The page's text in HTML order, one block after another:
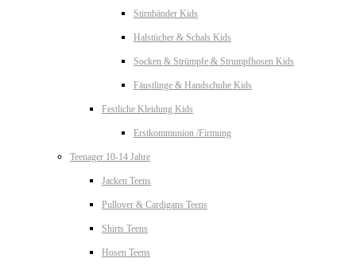
Stirnbänder Kids
Halstücher & Schals Kids
Socken & Strümpfe & Strumpfhosen Kids
Fäustlinge & Handschuhe Kids
Festliche Kleidung Kids
Erstkommunion /Firmung
Teenager 10-14 Jahre
Jacken Teens
Pullover & Cardigans Teens
Shirts Teens
Hosen Teens